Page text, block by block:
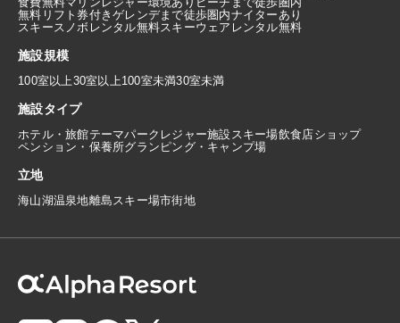
無料リフト券付きゲレンデまで徒歩圏内ナイターあり
スキースノボレンタル無料スキーウェアレンタル無料
施設規模
100室以上30室以上100室未満30室未満
施設タイプ
ホテル・旅館テーマパーク レジャー施設スキー場飲食店ショップ
ペンション・保養所グランピング・キャンプ場
立地
海山湖温泉地離島スキー場市街地